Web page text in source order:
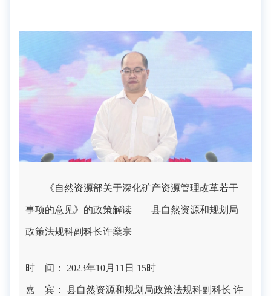
《自然资源部关于深化矿产资源管理改革若干
事项的意见》的政策解读——县自然资源和规划局
政策法规科副科长许燊宗
时 间： 2023年10月11日 15时
嘉 宾： 县自然资源和规划局政策法规科副科长 许